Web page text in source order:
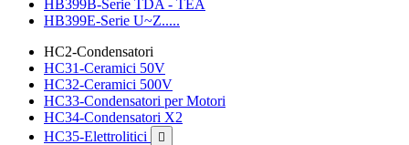
HB399B-Serie TDA - TEA
HB399E-Serie U~Z.....
HC2-Condensatori
HC31-Ceramici 50V
HC32-Ceramici 500V
HC33-Condensatori per Motori
HC34-Condensatori X2
HC35-Elettrolitici
